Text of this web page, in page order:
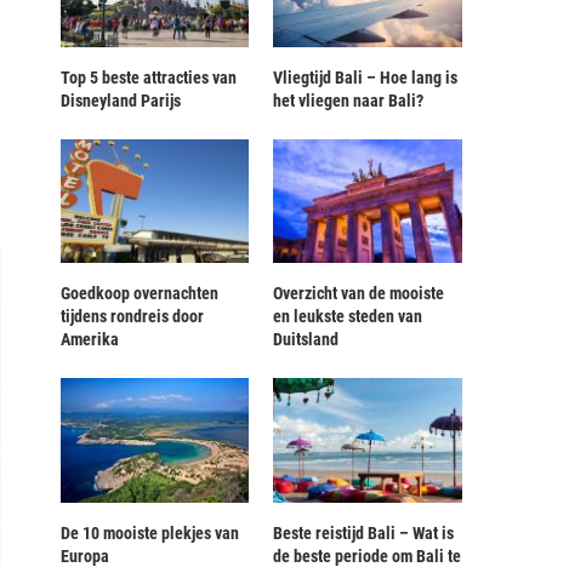
Top 5 beste attracties van
Disneyland Parijs
Vliegtijd Bali – Hoe lang is
het vliegen naar Bali?
Goedkoop overnachten
tijdens rondreis door
Amerika
Overzicht van de mooiste
en leukste steden van
Duitsland
De 10 mooiste plekjes van
Europa
Beste reistijd Bali – Wat is
de beste periode om Bali te